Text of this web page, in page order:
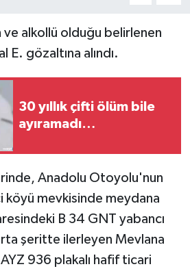
ve alkollü olduğu belirlenen
E. gözaltına alındı.
30 yıllık çifti ölüm bile
ayıramadı…
Anadolu Otoyolu'nun
köyü mevkisinde meydana
B 34 GNT yabancı
şeritte ilerleyen Mevlana
936 plakalı hafif ticari